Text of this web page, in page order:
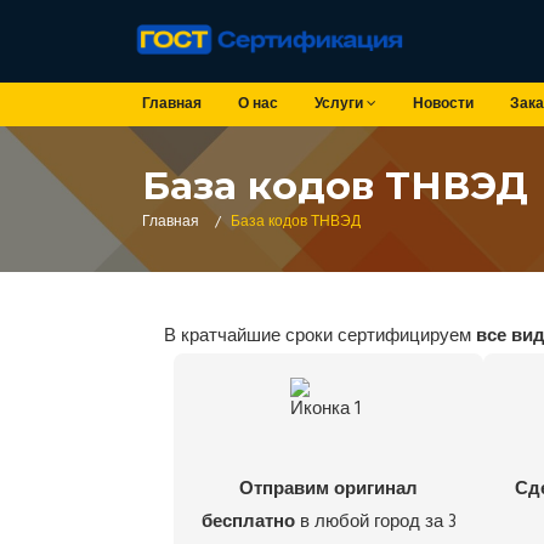
Главная О нас Услуги Новости
База кодов ТНВЭД
Главная / База кодов ТНВЭД
В кратчайшие сроки сертифицируем все
Отправим оригинал
бесплатнов любой город за 3